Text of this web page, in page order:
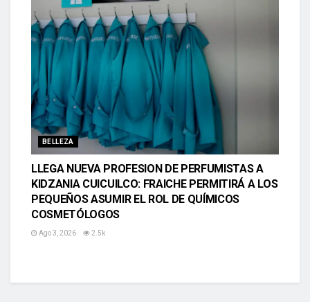
BELLEZA
LLEGA NUEVA PROFESION DE PERFUMISTAS A
KIDZANIA CUICUILCO: FRAICHE PERMITIRÁ A LOS
PEQUEÑOS ASUMIR EL ROL DE QUÍMICOS
COSMETÓLOGOS
Ago 3, 2026 2.5k